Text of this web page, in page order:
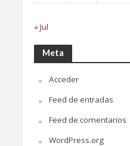
« Jul
Meta
Acceder
Feed de entradas
Feed de comentarios
WordPress.org